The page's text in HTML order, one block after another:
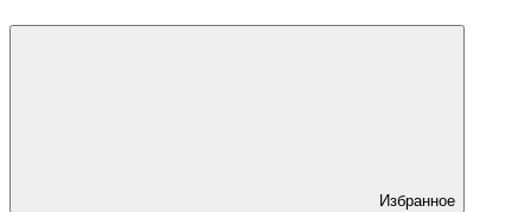
Избранное